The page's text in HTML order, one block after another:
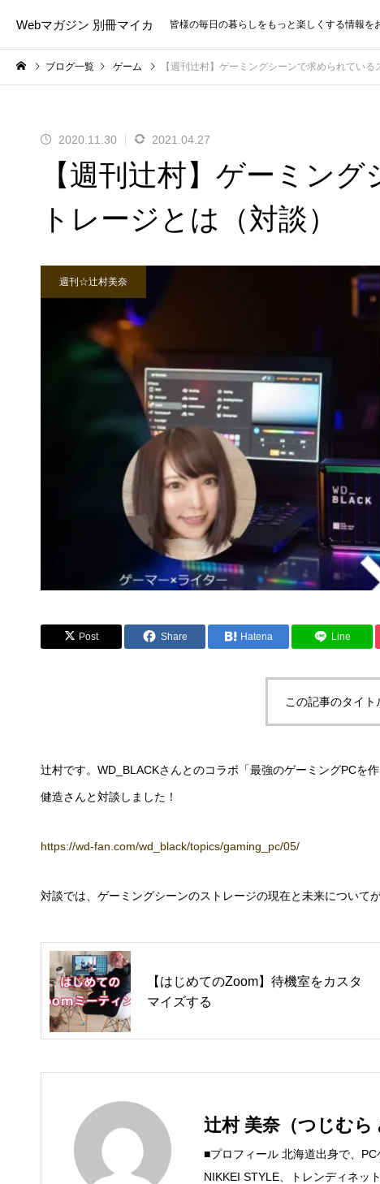
Webマガジン 別冊マイカ 皆様の毎日の暮らしをもっと楽しくする情報を
ブログ一覧 ゲーム 【週刊辻村】ゲーミングシーンで求められている
2020.11.30 2021.04.27
【週刊辻村】ゲーミン
トレージとは（対談）
週刊☆辻村美奈
Post Share Hatena Line
この記事のタイ
辻村です。WD_BLACKさんとのコラボ「最強のゲーミングPCを
健造さんと対談しました！
https://wd-fan.com/wd_black/topics/gaming_pc/05/
対談では、ゲーミングシーンのストレージの現在と未来について
【はじめてのZoom】待機室をカスタ
マイズする
辻村 美奈（つじむら
■プロフィール 北海道出身で、
NIKKEI STYLE、トレンディネッ